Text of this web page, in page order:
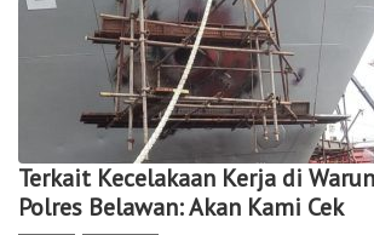
Terkait Kecelakaan Kerja di
Polres Belawan: Akan Kami Cek